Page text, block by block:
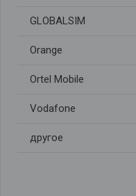
GLOBALSIM
Orange
Ortel Mobile
Vodafone
другое